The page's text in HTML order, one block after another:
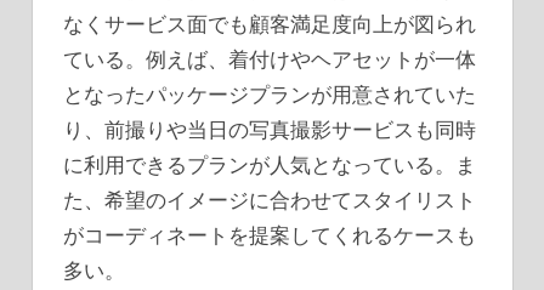
なくサービス面でも顧客満足度向上が図られ
ている。例えば、着付けやヘアセットが一体
となったパッケージプランが用意されていた
り、前撮りや当日の写真撮影サービスも同時
に利用できるプランが人気となっている。ま
た、希望のイメージに合わせてスタイリスト
がコーディネートを提案してくれるケースも
多い。